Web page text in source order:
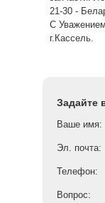
21-30 -
С
г.Кассель.
Задайте
Ваше имя:
Эл. почта:
Телефон:
Вопрос: